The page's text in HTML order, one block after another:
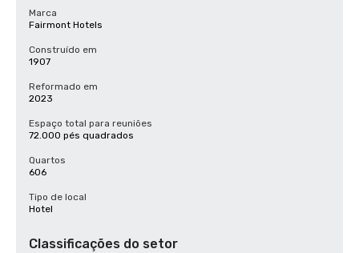
Marca
Fairmont Hotels
Construído em
1907
Reformado em
2023
Espaço total para reuniões
72.000 pés quadrados
Quartos
606
Tipo de local
Hotel
Classificações do setor